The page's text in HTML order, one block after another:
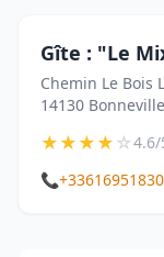
Gîte : "Le
Chemin Le Bois
14130
★★★★☆4.6/
📞+33616951830